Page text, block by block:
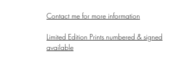
Contact me for more information
Limited Edition Prints numbered & signed
available